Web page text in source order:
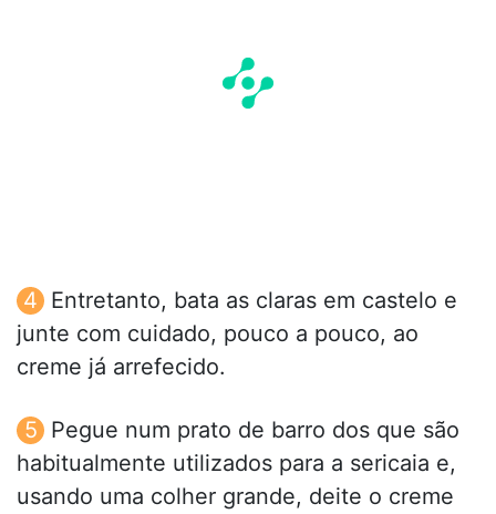
Entretanto, bata as claras em castelo e
junte com cuidado, pouco a pouco, ao
creme já arrefecido.
Pegue num prato de barro dos que são
habitualmente utilizados para a sericaia e,
usando uma colher grande, deite o creme